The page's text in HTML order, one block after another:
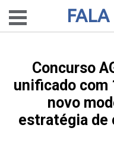
Concurso
unificado com
novo
estratégia de